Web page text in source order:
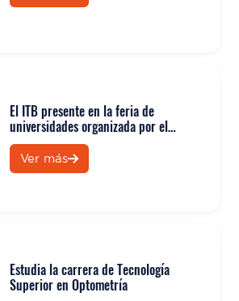
El ITB presente en la feria de
universidades organizada por el
Cenáculo
Ver más
Estudia la carrera de Tecnología
Superior en Optometría